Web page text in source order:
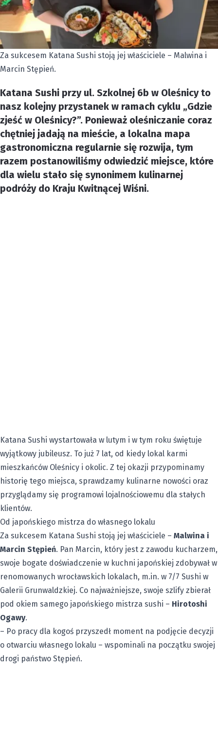
Za sukcesem Katana Sushi stoją jej właściciele – Malwina i
Marcin Stępień.
Katana Sushi przy ul. Szkolnej 6b w Oleśnicy to
nasz kolejny przystanek w ramach cyklu „Gdzie
zjeść w Oleśnicy?”. Ponieważ oleśniczanie coraz
chętniej jadają na mieście, a lokalna mapa
gastronomiczna regularnie się rozwija, tym
razem postanowiliśmy odwiedzić miejsce, które
dla wielu stało się synonimem kulinarnej
podróży do Kraju Kwitnącej Wiśni.
Katana Sushi wystartowała w lutym i w tym roku świętuje
wyjątkowy jubileusz. To już 7 lat, od kiedy lokal karmi
mieszkańców Oleśnicy i okolic. Z tej okazji przypominamy
historię tego miejsca, sprawdzamy kulinarne nowości oraz
przyglądamy się programowi lojalnościowemu dla stałych
klientów.
Od japońskiego mistrza do własnego lokalu
Za sukcesem Katana Sushi stoją jej właściciele – Malwina i
Marcin Stępień. Pan Marcin, który jest z zawodu kucharzem,
swoje bogate doświadczenie w kuchni japońskiej zdobywał w
renomowanych wrocławskich lokalach, m.in. w 7/7 Sushi w
Galerii Grunwaldzkiej. Co najważniejsze, swoje szlify zbierał
pod okiem samego japońskiego mistrza sushi – Hirotoshi
Ogawy.
– Po pracy dla kogoś przyszedł moment na podjęcie decyzji
o otwarciu własnego lokalu – wspominali na początku swojej
drogi państwo Stępień.